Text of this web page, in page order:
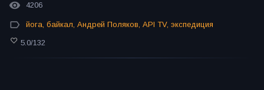
4206
йога, байкал, Андрей Поляков, API TV, экспедиция
5.0/132